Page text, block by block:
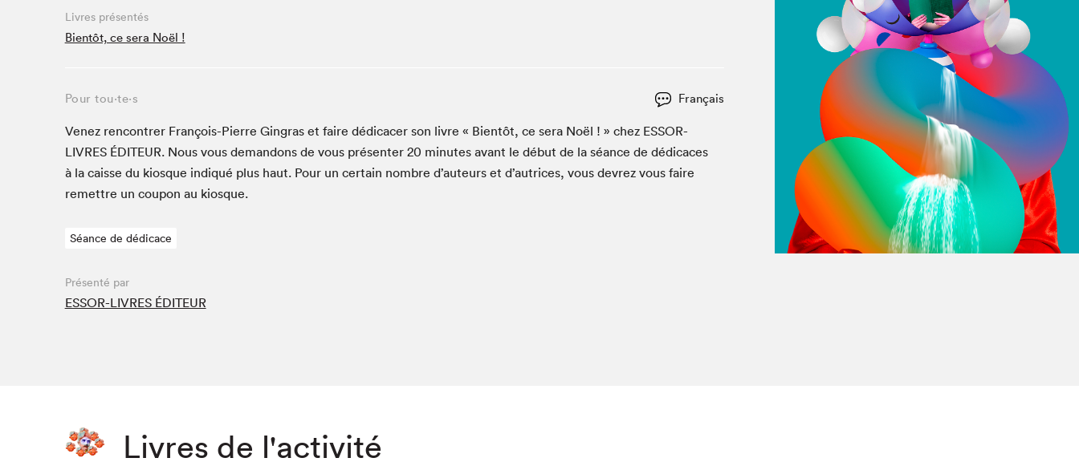
Café La Presse
Espace Côte-des-Neiges
La lecture en cadeau
Le grand jeu de lecture à voix haute du Salon du livre
de Montréal
Le Salon dans ta classe
Lettres québécoises au Salon
Liseur Public
Louisiane enracinée et branchée
Matinées scolaires Hydro-Québec
Mur des illustrateur·rice·s
À propos du Salon
Liste des exposant·e·s
Liste des auteur·rice·s
Livres présentés
Bientôt, ce sera Noël !
Pour tou⋅te⋅s Français
Venez ren­con­tr­er François-Pierre Gin­gras et faire dédi­cac­er son livre « Bien­tôt, ce sera Noël ! » chez ESSOR-
LIVRES ÉDI­TEUR. Nous vous deman­dons de vous présen­ter 20 min­utes avant le début de la séance de dédi­caces
à la caisse du kiosque indiqué plus haut. Pour un cer­tain nom­bre d’auteurs et d’autrices, vous devrez vous faire
remet­tre un coupon au kiosque.
Séance de dédicace
Présenté par
ESSOR-LIVRES ÉDITEUR
Livres de l'activité